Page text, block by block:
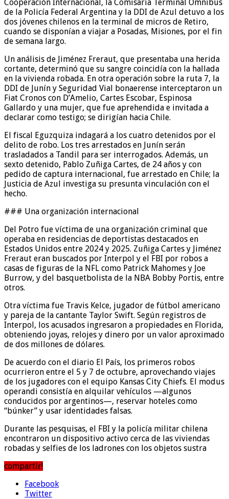
Cooperación Internacional, la Comisaría Terminal Ómnibus
de la Policía Federal Argentina y la DDI de Azul detuvo a los
dos jóvenes chilenos en la terminal de micros de Retiro,
cuando se disponían a viajar a Posadas, Misiones, por el fin
de semana largo.
Un análisis de Jiménez Freraut, que presentaba una herida
cortante, determinó que su sangre coincidía con la hallada
en la vivienda robada. En otra operación sobre la ruta 7, la
DDI de Junín y Seguridad Vial bonaerense interceptaron un
Fiat Cronos con D’Amelio, Cartes Escobar, Espinosa
Gallardo y una mujer, que fue aprehendida e invitada a
declarar como testigo; se dirigían hacia Chile.
El fiscal Eguzquiza indagará a los cuatro detenidos por el
delito de robo. Los tres arrestados en Junín serán
trasladados a Tandil para ser interrogados. Además, un
sexto detenido, Pablo Zuñiga Cartes, de 24 años y con
pedido de captura internacional, fue arrestado en Chile; la
Justicia de Azul investiga su presunta vinculación con el
hecho.
### Una organización internacional
Del Potro fue víctima de una organización criminal que
operaba en residencias de deportistas destacados en
Estados Unidos entre 2024 y 2025. Zuñiga Cartes y Jiménez
Freraut eran buscados por Interpol y el FBI por robos a
casas de figuras de la NFL como Patrick Mahomes y Joe
Burrow, y del basquetbolista de la NBA Bobby Portis, entre
otros.
Otra víctima fue Travis Kelce, jugador de fútbol americano
y pareja de la cantante Taylor Swift. Según registros de
Interpol, los acusados ingresaron a propiedades en Florida,
obteniendo joyas, relojes y dinero por un valor aproximado
de dos millones de dólares.
De acuerdo con el diario El País, los primeros robos
ocurrieron entre el 5 y 7 de octubre, aprovechando viajes
de los jugadores con el equipo Kansas City Chiefs. El modus
operandi consistía en alquilar vehículos —algunos
conducidos por argentinos—, reservar hoteles como
“búnker” y usar identidades falsas.
Durante las pesquisas, el FBI y la policía militar chilena
encontraron un dispositivo activo cerca de las viviendas
robadas y selfies de los ladrones con los objetos sustra
compartir!
Facebook
Twitter